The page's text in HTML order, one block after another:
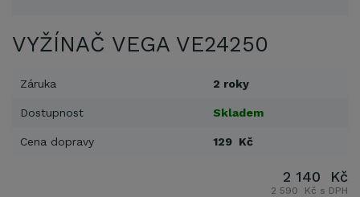
VYŽÍNAČ VEGA VE24250
Záruka 2 roky
Dostupnost Skladem
Cena dopravy 129 Kč
2 140 Kč
2 590 Kč s DPH